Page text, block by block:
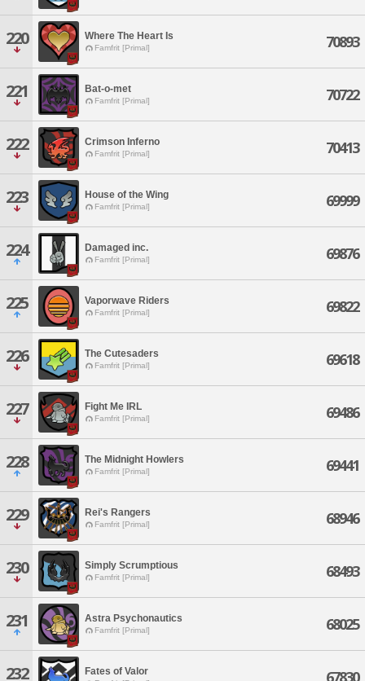
220 Where The Heart Is
Famfrit [Primal] 70893
221 Bat-o-met
Famfrit [Primal] 70722
222 Crimson Inferno
Famfrit [Primal] 70413
223 House of the Wing
Famfrit [Primal] 69999
224 Damaged inc.
Famfrit [Primal] 69876
225 Vaporwave Riders
Famfrit [Primal] 69822
226 The Cutesaders
Famfrit [Primal] 69618
227 Fight Me IRL
Famfrit [Primal] 69486
228 The Midnight Howlers
Famfrit [Primal] 69441
229 Rei's Rangers
Famfrit [Primal] 68946
230 Simply Scrumptious
Famfrit [Primal] 68493
231 Astra Psychonautics
Famfrit [Primal] 68025
232 Fates of Valor 67830